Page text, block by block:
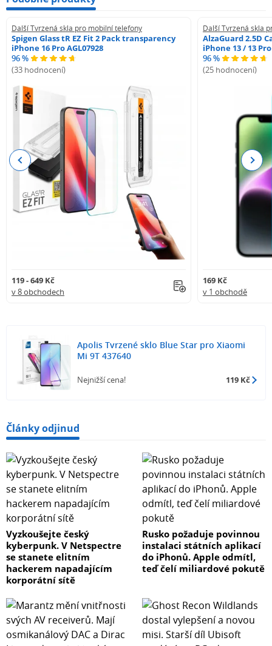
Další Tvrzená skla pro mobilní telefony
Spigen Glass tR EZ Fit 2 Pack transparency
iPhone 16 Pro AGL07928
96 %
(33 hodnocení)
119 - 649 Kč
v 8 obchodech
Další Tvrzená skla
AlzaGuard 2.5D
iPhone 13 / 13 Pro
96 %
(25 hodnocení)
169 Kč
v 1 obchodě
Previous Next
Apolis Tvrzené sklo Blue Star pro Xiaomi
Mi 9T 437640
Nejnižší cena! 119 Kč
Články odjinud
Vyzkoušejte český
kyberpunk. V Netspectre
se stanete elitním
hackerem napadajícím
korporátní sítě
Rusko požaduje povinnou
instalaci státních aplikací
do iPhonů. Apple odmítl,
teď čelí miliardové pokutě